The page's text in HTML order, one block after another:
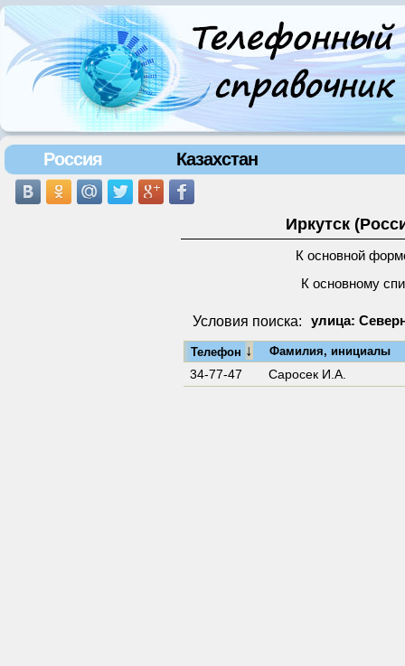
Россия Казахстан
Иркутск
К основной
К основному
Условия поиска: улица:
Телефон ↓ Фамилия, инициалы
34-77-47 Саросек И.А.